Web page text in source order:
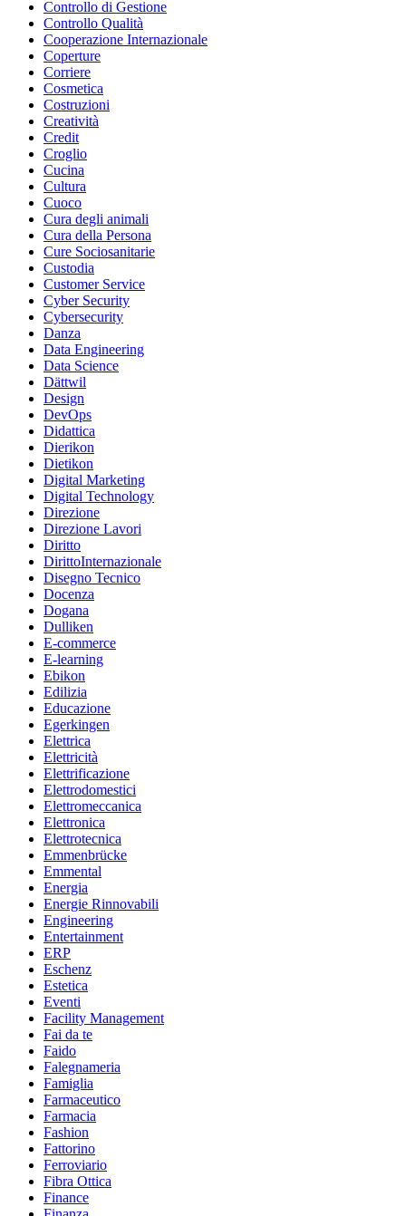
Controllo di Gestione
Controllo Qualità
Cooperazione Internazionale
Coperture
Corriere
Cosmetica
Costruzioni
Creatività
Credit
Croglio
Cucina
Cultura
Cuoco
Cura degli animali
Cura della Persona
Cure Sociosanitarie
Custodia
Customer Service
Cyber Security
Cybersecurity
Danza
Data Engineering
Data Science
Dättwil
Design
DevOps
Didattica
Dierikon
Dietikon
Digital Marketing
Digital Technology
Direzione
Direzione Lavori
Diritto
DirittoInternazionale
Disegno Tecnico
Docenza
Dogana
Dulliken
E-commerce
E-learning
Ebikon
Edilizia
Educazione
Egerkingen
Elettrica
Elettricità
Elettrificazione
Elettrodomestici
Elettromeccanica
Elettronica
Elettrotecnica
Emmenbrücke
Emmental
Energia
Energie Rinnovabili
Engineering
Entertainment
ERP
Eschenz
Estetica
Eventi
Facility Management
Fai da te
Faido
Falegnameria
Famiglia
Farmaceutico
Farmacia
Fashion
Fattorino
Ferroviario
Fibra Ottica
Finance